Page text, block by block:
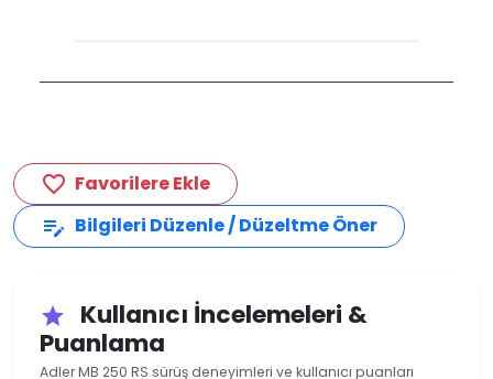
favorite_border Favorilere Ekle
edit_note Bilgileri Düzenle / Düzeltme Öner
star
Kullanıcı İncelemeleri &
Puanlama
Adler MB 250 RS sürüş deneyimleri ve kullanıcı puanları